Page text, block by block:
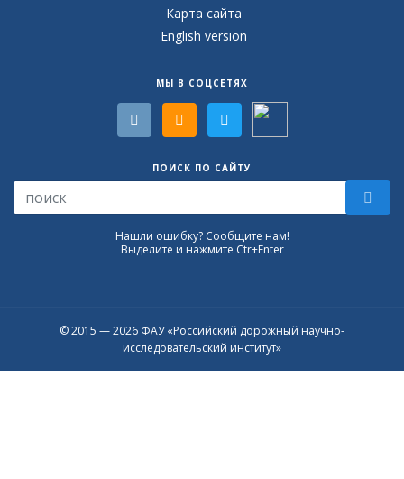
Карта сайта
English version
МЫ В СОЦСЕТЯХ
ПОИСК ПО САЙТУ
Нашли ошибку? Сообщите нам!
Выделите и нажмите Ctr+Enter
© 2015 — 2026 ФАУ «Российский дорожный научно-
исследовательский институт»